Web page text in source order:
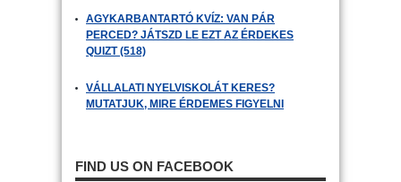
AGYKARBANTARTÓ KVÍZ: VAN PÁR
PERCED? JÁTSZD LE EZT AZ ÉRDEKES
QUIZT (518)
VÁLLALATI NYELVISKOLÁT KERES?
MUTATJUK, MIRE ÉRDEMES FIGYELNI
FIND US ON FACEBOOK